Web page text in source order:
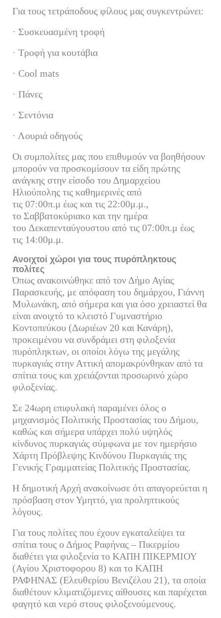
Για τους τετράποδους φίλους μας συγκεντρώνει:
· Συσκευασμένη τροφή
· Τροφή για κουτάβια
· Cool mats
· Πάνες
· Σεντόνια
· Λουριά οδηγούς
Οι συμπολίτες μας που επιθυμούν να βοηθήσουν
μπορούν να προσκομίσουν τα είδη πρώτης
ανάγκης στην είσοδο του Δημαρχείου
Ηλιούπολης τις καθημερινές από
τις 07:00π.μ έως και τις 22:00μ.μ.,
το Σαββατοκύριακο και την ημέρα
του Δεκαπενταύγουστου από τις 07:00π.μ έως
τις 14:00μ.μ.
Ανοιχτοί χώροι για τους πυρόπληκτους
πολίτες
Όπως ανακοινώθηκε από τον Δήμο Αγίας
Παρασκευής, με απόφαση του δημάρχου, Γιάννη
Μυλωνάκη, από σήμερα και για όσο χρειαστεί θα
είναι ανοιχτό το κλειστό Γυμναστήριο
Κοντοπεύκου (Δωριέων 20 και Κανάρη),
προκειμένου να συνδράμει στη φιλοξενία
πυρόπληκτων, οι οποίοι λόγω της μεγάλης
πυρκαγιάς στην Αττική απομακρύνθηκαν από τα
σπίτια τους και χρειάζονται προσωρινό χώρο
φιλοξενίας.
Σε 24ωρη επιφυλακή παραμένει όλος ο
μηχανισμός Πολιτικής Προστασίας του Δήμου,
καθώς και σήμερα υπάρχει πολύ υψηλός
κίνδυνος πυρκαγιάς σύμφωνα με τον ημερήσιο
Χάρτη Πρόβλεψης Κινδύνου Πυρκαγιάς της
Γενικής Γραμματείας Πολιτικής Προστασίας.
Η δημοτική Αρχή ανακοίνωσε ότι απαγορεύεται η
πρόσβαση στον Υμηττό, για προληπτικούς
λόγους.
Για τους πολίτες που έχουν εγκαταλείψει τα
σπίτια τους ο Δήμος Ραφήνας – Πικερμίου
διαθέτει για φιλοξενία το ΚΑΠΗ ΠΙΚΕΡΜΙΟΥ
(Αγίου Χριστοφορου 8) και το ΚΑΠΗ
ΡΑΦΗΝΑΣ (Ελευθερίου Βενιζέλου 21), τα οποία
διαθέτουν κλιματιζόμενες αίθουσες και παρέχεται
φαγητό και νερό στους φιλοξενούμενους.